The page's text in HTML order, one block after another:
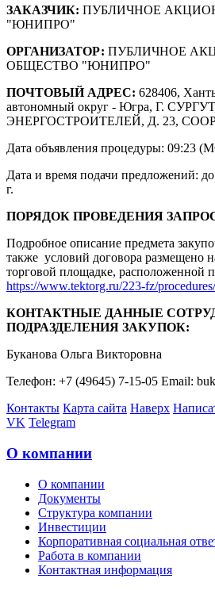
ЗАКАЗЧИК: ПУБЛИЧНОЕ
"ЮНИПРО"
ОРГАНИЗАТОР: ПУБЛИЧНОЕ
ОБЩЕСТВО "ЮНИПРО"
ПОЧТОВЫЙ АДРЕС: 628406,
автономный округ - Югра, Г.
ЭНЕРГОСТРОИТЕЛЕЙ, Д. 23,
Дата объявления процедуры: 09:23
Дата и время подачи предложений:
г.
ПОРЯДОК ПРОВЕДЕНИЯ
Подробное описание предмета
также условий договора размещено
торговой площадке, расположенной
https://www.tektorg.ru/223-fz/
КОНТАКТНЫЕ ДАННЫЕ
ПОДРАЗДЕЛЕНИЯ ЗАКУПОК:
Буканова Ольга Викторовна
Телефон: +7 (49645) 7-15-05 Email:
Контакты Карта сайта Наверх
VK Telegram
О компании
О компании
Документы
Структура компании
Инвестиции
Корпоративная социальная
Работа в компании
Контактная информация